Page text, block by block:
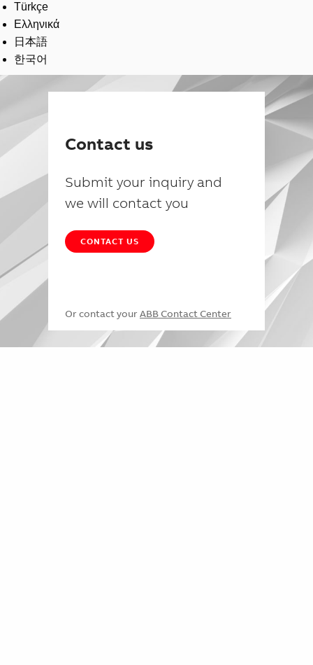
Türkçe
Ελληνικά
日本語
한국어
Contact us
Submit your inquiry and
we will contact you
CONTACT US
Or contact your ABB Contact Center